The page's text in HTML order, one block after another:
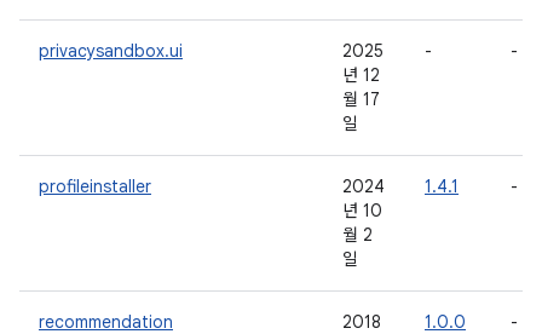
privacysandbox.ui
2025
년 12
월 17
일
- -
profileinstaller
2024
년 10
월 2
일
1.4.1 -
recommendation
2018
1.0.0 -